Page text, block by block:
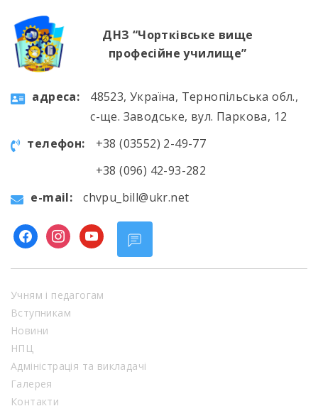
ДНЗ “Чортківське вище
професійне училище”
aдресa:
48523, Україна, Тернопільська обл.,
с-ще. Заводське, вул. Паркова, 12
телефон:
+38 (03552) 2-49-77
+38 (096) 42-93-282
e-mail:
chvpu_bill@ukr.net
facebookinstagram
youtube
Учням і педагогам
Вступникам
Новини
НПЦ
Адміністрація та викладачі
Галерея
Контакти